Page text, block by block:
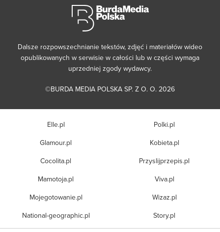
Dalsze rozpowszechnianie tekstów, zdjęć i materiałów wideo
opublikowanych w serwisie w całości lub w części wymaga
uprzedniej zgody wydawcy.
©BURDA MEDIA POLSKA SP. Z O. O. 2026
Elle.pl
Glamour.pl
Cocolita.pl
Mamotoja.pl
Mojegotowanie.pl
National-geographic.pl
Polki.pl
Kobieta.pl
Przyslijprzepis.pl
Viva.pl
Wizaz.pl
Story.pl